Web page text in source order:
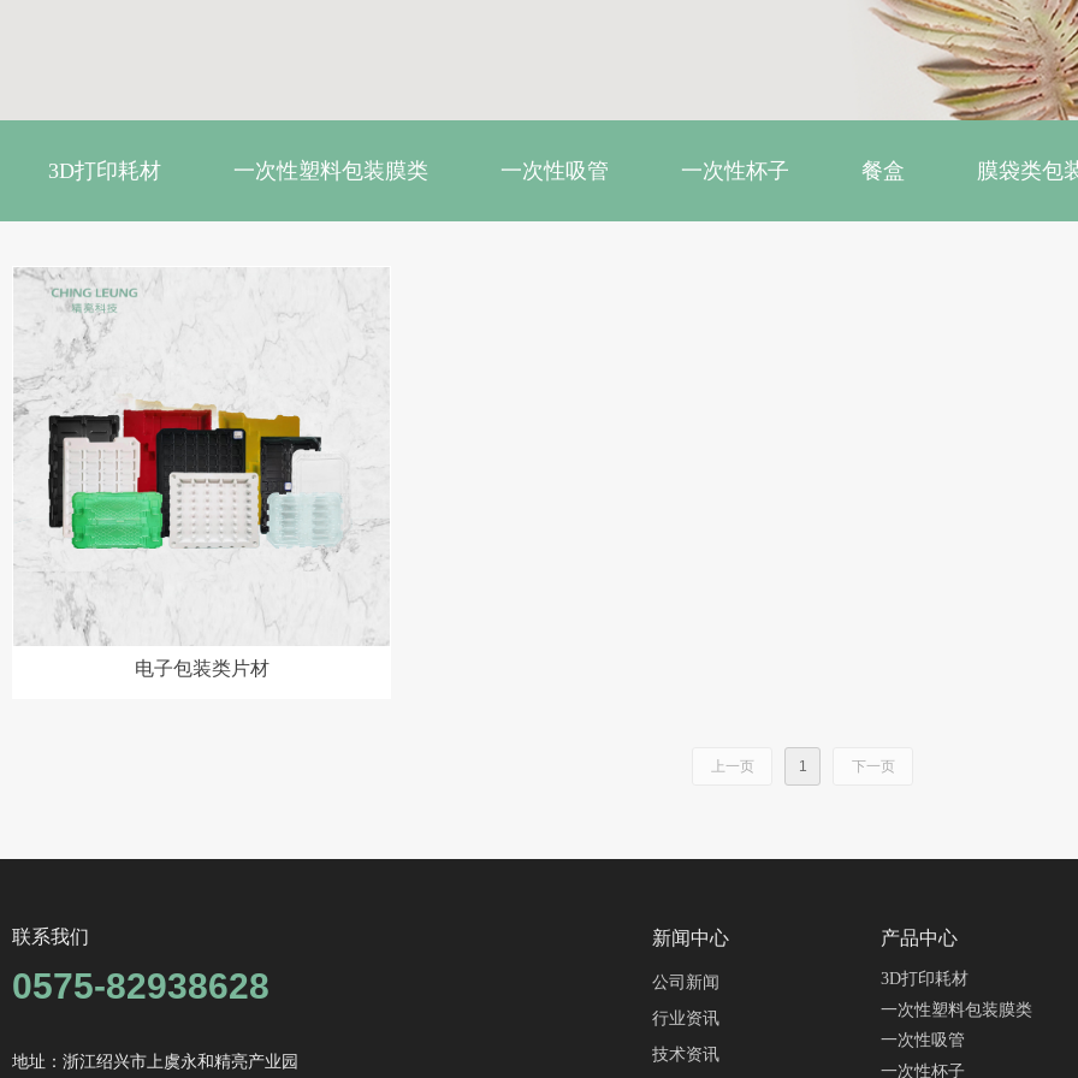
电子包装类片材
上一页 1 下一页
3D打印耗材 一次性塑料包装膜类 一次性吸管 一次性杯子 餐盒 膜袋类包
联系我们
0575-82938628
地址：浙江绍兴市上虞永和精亮产业园
新闻中心
公司新闻
行业资讯
技术资讯
产品中心
3D打印耗材
一次性塑料包装膜类
一次性吸管
一次性杯子